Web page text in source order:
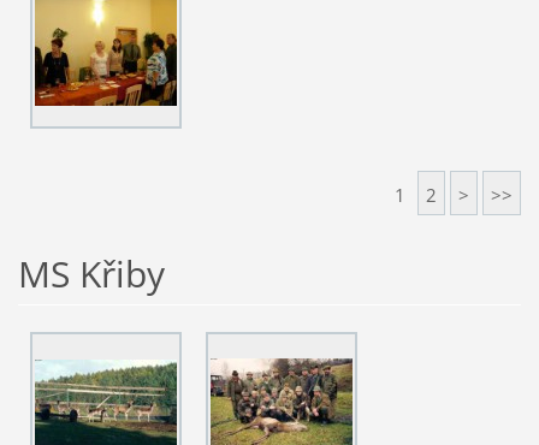
1 2 > >>
MS Křiby